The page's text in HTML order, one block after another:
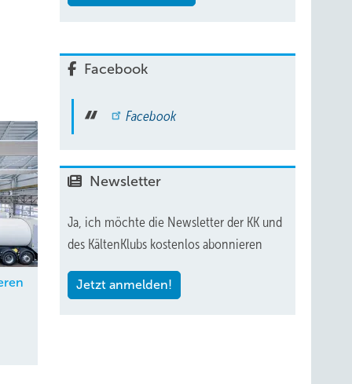
Facebook
Facebook
Newsletter
Ja, ich möchte die Newsletter der KK und
des KältenKlubs kostenlos abonnieren
Jetzt anmelden!